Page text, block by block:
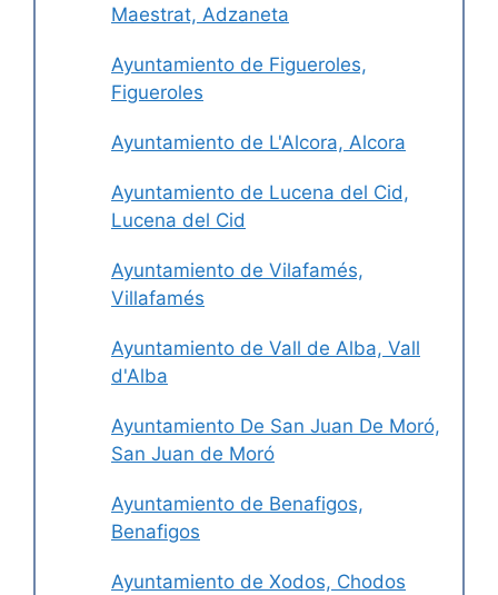
Maestrat, Adzaneta
Ayuntamiento de Figueroles,
Figueroles
Ayuntamiento de L'Alcora, Alcora
Ayuntamiento de Lucena del Cid,
Lucena del Cid
Ayuntamiento de Vilafamés,
Villafamés
Ayuntamiento de Vall de Alba, Vall
d'Alba
Ayuntamiento De San Juan De Moró,
San Juan de Moró
Ayuntamiento de Benafigos,
Benafigos
Ayuntamiento de Xodos, Chodos